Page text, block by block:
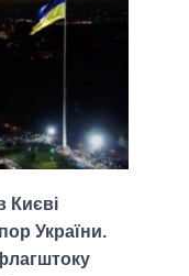
Києві
України.